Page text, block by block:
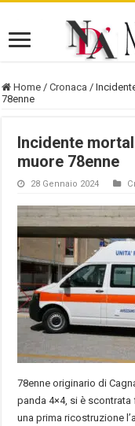
Home / Cronaca /
78enne
Incidente
muore 78enne
28 Gennaio 2024
78enne originario di
panda 4×4, si è
una prima ricostruzione